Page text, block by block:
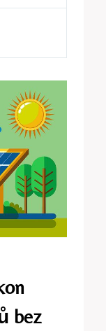
bez